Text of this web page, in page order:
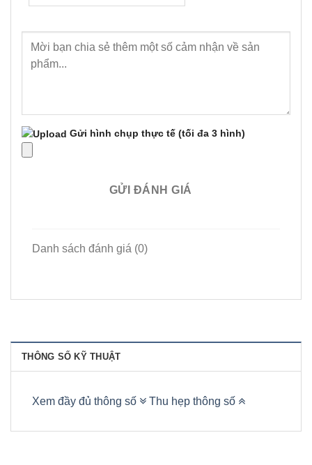
Gửi hình chụp thực tế (tối đa 3 hình)
GỬI ĐÁNH GIÁ
Danh sách đánh giá (0)
THÔNG SỐ KỸ THUẬT
Xem đầy đủ thông số Thu hẹp thông số